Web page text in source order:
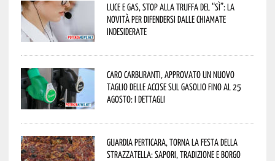
Luce e gas, stop alla truffa del “Sì”: la
novità per difendersi dalle chiamate
indesiderate
Caro carburanti, approvato un nuovo
taglio delle accise sul gasolio fino al 25
agosto: i dettagli
Guardia Perticara, torna la Festa della
Strazzatella: sapori, tradizione e borgo